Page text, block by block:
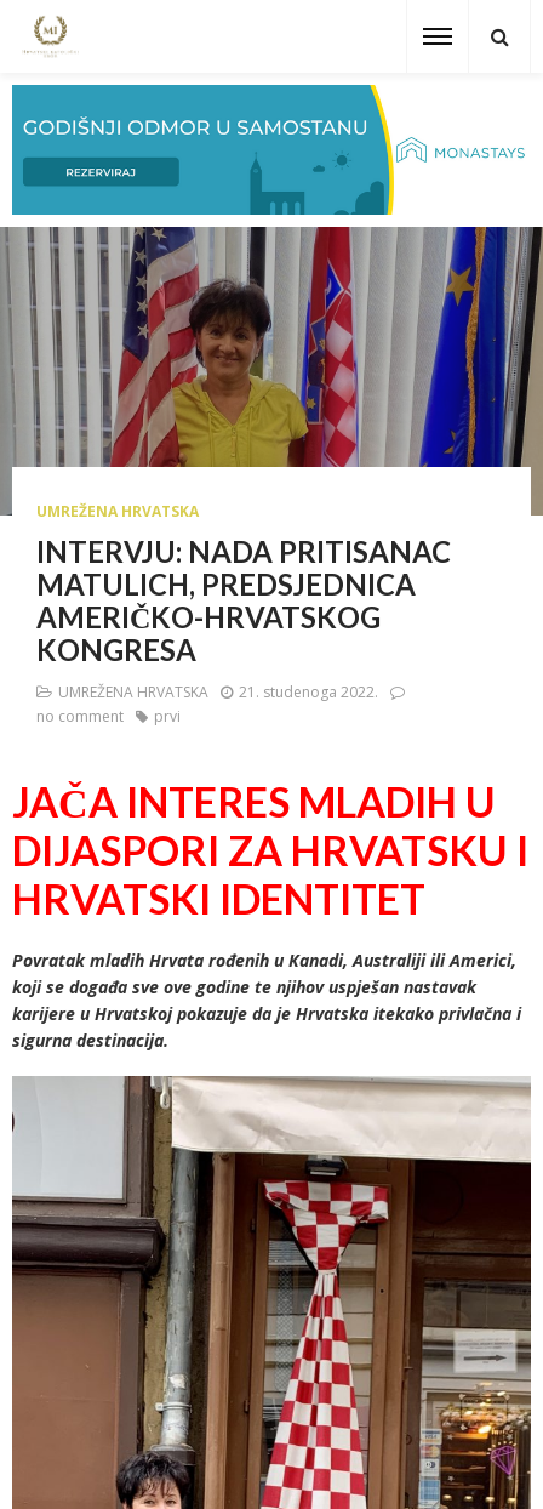
UMREŽENA HRVATSKA
INTERVJU: NADA PRITISANAC
MATULICH, PREDSJEDNICA
AMERIČKO-HRVATSKOG
KONGRESA
UMREŽENA HRVATSKA
21. studenoga 2022.
no comment
prvi
JAČA INTERES MLADIH U
DIJASPORI ZA HRVATSKU I
HRVATSKI IDENTITET
Povratak mladih Hrvata rođenih u Kanadi, Australiji ili Americi,
koji se događa sve ove godine te njihov uspješan nastavak
karijere u Hrvatskoj pokazuje da je Hrvatska itekako privlačna i
sigurna destinacija.